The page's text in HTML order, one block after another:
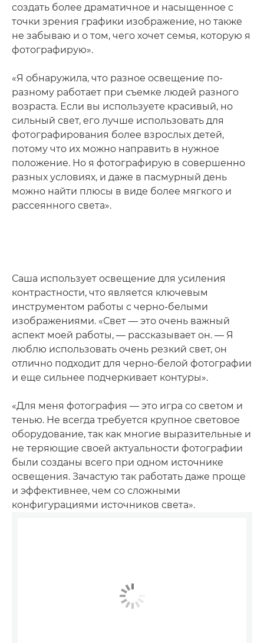
создать более драматичное и насыщенное с
точки зрения графики изображение, но также
не забываю и о том, чего хочет семья, которую я
фотографирую».
«Я обнаружила, что разное освещение по-
разному работает при съемке людей разного
возраста. Если вы используете красивый, но
сильный свет, его лучше использовать для
фотографирования более взрослых детей,
потому что их можно направить в нужное
положение. Но я фотографирую в совершенно
разных условиях, и даже в пасмурный день
можно найти плюсы в виде более мягкого и
рассеянного света».
Саша использует освещение для усиления
контрастности, что является ключевым
инструментом работы с черно-белыми
изображениями. «Свет — это очень важный
аспект моей работы, — рассказывает он. — Я
люблю использовать очень резкий свет, он
отлично подходит для черно-белой фотографии
и еще сильнее подчеркивает контуры».
«Для меня фотография — это игра со светом и
тенью. Не всегда требуется крупное световое
оборудование, так как многие выразительные и
не теряющие своей актуальности фотографии
были созданы всего при одном источнике
освещения. Зачастую так работать даже проще
и эффективнее, чем со сложными
конфигурациями источников света».